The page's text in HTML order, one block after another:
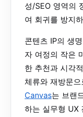
성/SEO 영역의
여 회귀를 방지
콘텐츠 IP의 생
자 여정의 작은
한 추천과 시각
체류와 재방문
Canvas는 브랜
하는 실무형 UX